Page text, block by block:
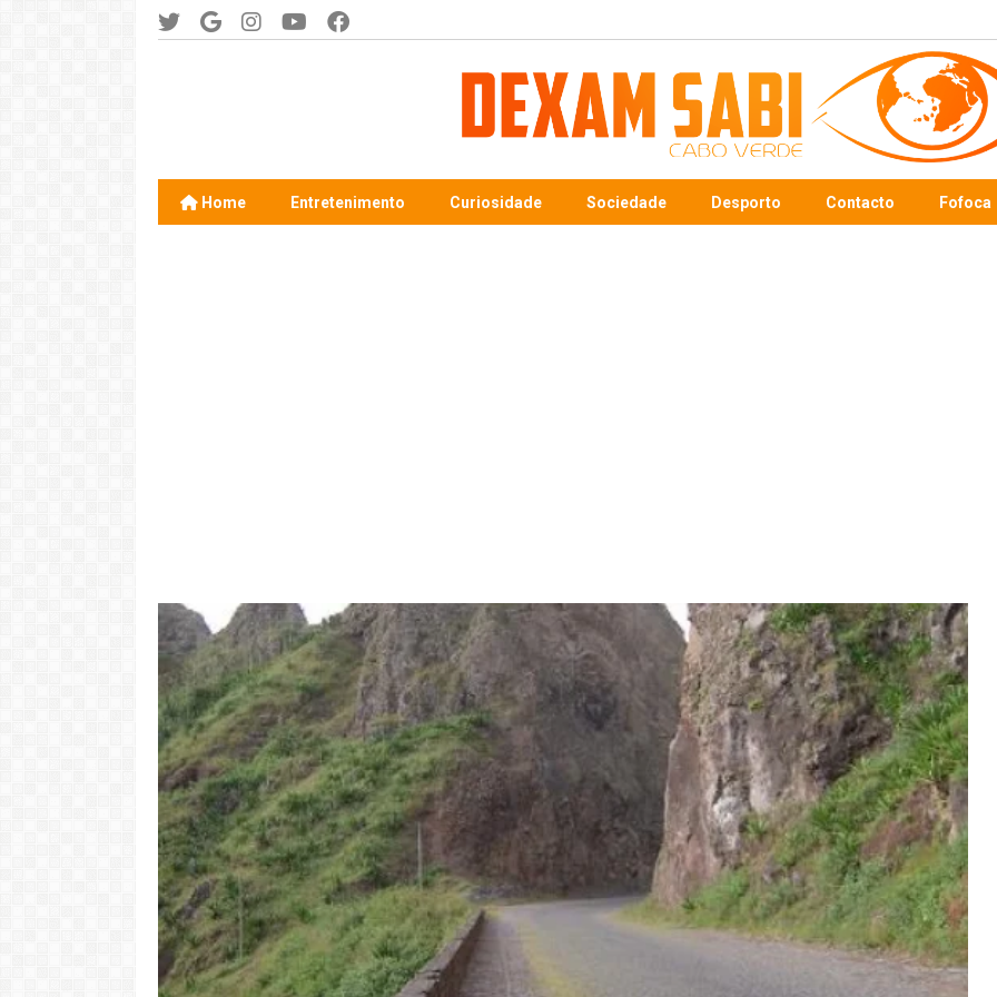
Home Entretenimento Curiosidade Sociedade Desporto Contacto Fofoca
Video: Caboverdiana konta
motivo ki fazel larga
Portugal pa volta pa Cabo
Verde
LER MAIS
Video: Mãe e Pai
surpreendido na Cabo
Verde. Es ka sa speraba
Video: Tininho conquista
Josslyn em direto...
LER MAIS